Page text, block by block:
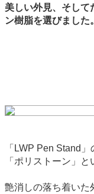
美しい外見、そして
ン樹脂を選びました。
「LWP Pen Stand
「ポリストーン」と
艶消しの落ち着いた